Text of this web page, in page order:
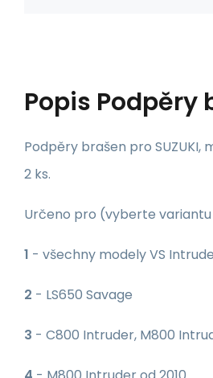
Popis Podpěry
Podpěry brašen pro
2 ks.
Určeno pro (vyberte
1 - všechny modely VS
2 - LS650 Savage
3 - C800 Intruder, M800